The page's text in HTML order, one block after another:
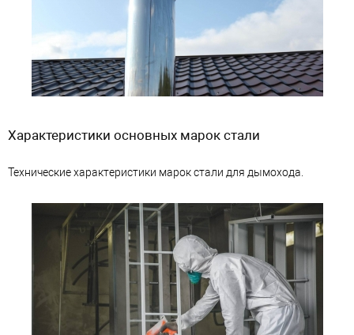
Характеристики основных марок стали
Технические характеристики марок стали для дымохода.